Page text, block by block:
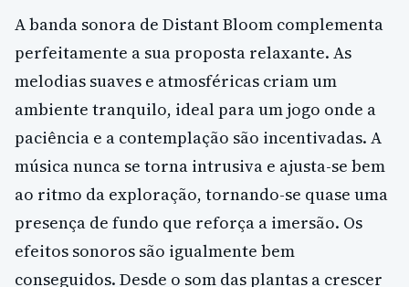
A banda sonora de Distant Bloom complementa
perfeitamente a sua proposta relaxante. As
melodias suaves e atmosféricas criam um
ambiente tranquilo, ideal para um jogo onde a
paciência e a contemplação são incentivadas. A
música nunca se torna intrusiva e ajusta-se bem
ao ritmo da exploração, tornando-se quase uma
presença de fundo que reforça a imersão. Os
efeitos sonoros são igualmente bem
conseguidos. Desde o som das plantas a crescer